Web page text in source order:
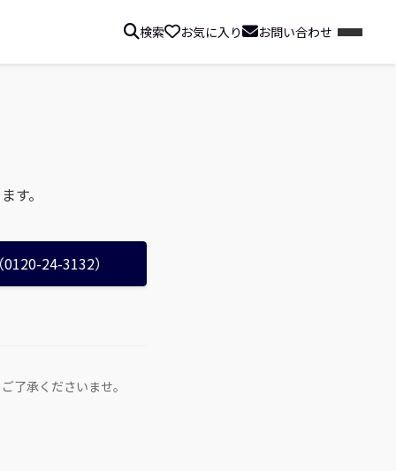
検索 お気に入り お問い合わせ
す。
24-3132）
了承くださいませ。